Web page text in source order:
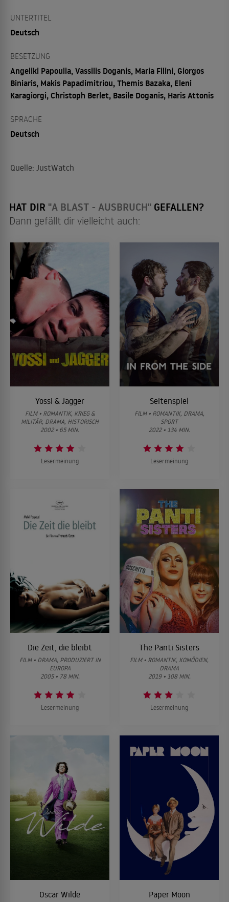
UNTERTITEL
Deutsch
BESETZUNG
Angeliki Papoulia, Vassilis Doganis, Maria Filini, Giorgos
Biniaris, Makis Papadimitriou, Themis Bazaka, Eleni
Karagiorgi, Christoph Berlet, Basile Doganis, Haris Attonis
SPRACHE
Deutsch
Quelle: JustWatch
HAT DIR "A BLAST - AUSBRUCH" GEFALLEN?
Dann gefällt dir vielleicht auch:
Yossi & Jagger
FILM • ROMANTIK, KRIEG &
MILITÄR, DRAMA, HISTORISCH
2002 • 65 MIN.
Lesermeinung
Seitenspiel
FILM • ROMANTIK, DRAMA,
SPORT
2022 • 134 MIN.
Lesermeinung
Die Zeit, die bleibt
FILM • DRAMA, PRODUZIERT IN
EUROPA
2005 • 78 MIN.
Lesermeinung
The Panti Sisters
FILM • ROMANTIK, KOMÖDIEN,
DRAMA
2019 • 108 MIN.
Lesermeinung
Oscar Wilde Paper Moon